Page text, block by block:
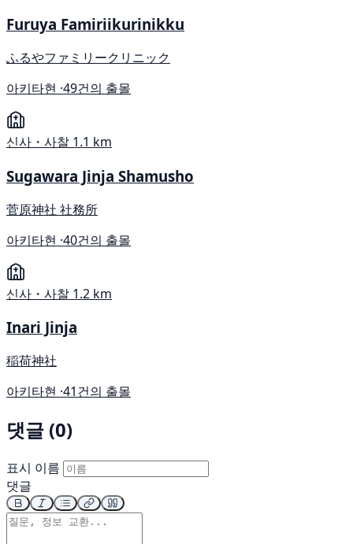
Furuya Famiriikurinikku
ふるやファミリークリニック
아키타현 ·49건의 출몰
신사・사찰 1.1 km
Sugawara Jinja Shamusho
菅原神社 社務所
아키타현 ·40건의 출몰
신사・사찰 1.2 km
Inari Jinja
稲荷神社
아키타현 ·41건의 출몰
댓글 (0)
표시 이름
댓글